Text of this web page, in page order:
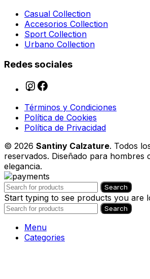
Casual Collection
Accesorios Collection
Sport Collection
Urbano Collection
Redes sociales
Términos y Condiciones
Política de Cookies
Política de Privacidad
© 2026 Santiny Calzature. Todos
reservados. Diseñado para hombres
elegancia.
Search
Start typing to see products you are
Search
Menu
Categories